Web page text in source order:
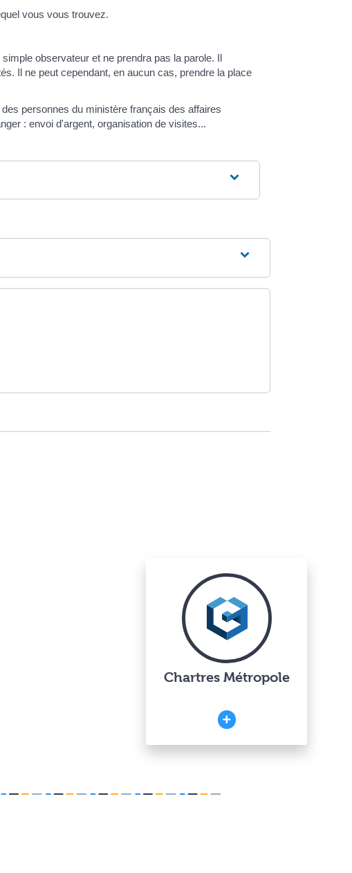
vous vous trouvez.
observateur et ne prendra pas la parole. Il
Il ne peut cependant, en aucun cas, prendre la place
personnes du ministère français des affaires
: envoi d'argent, organisation de visites...
Chartres Métropole